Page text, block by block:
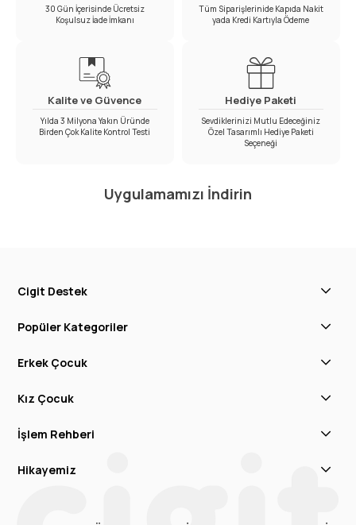
30 Gün İçerisinde Ücretsiz
Koşulsuz İade İmkanı
Tüm Siparişlerinide Kapıda Nakit
yada Kredi Kartıyla Ödeme
Kalite ve Güvence
Yılda 3 Milyona Yakın Üründe
Birden Çok Kalite Kontrol Testi
Hediye Paketi
Sevdiklerinizi Mutlu Edeceğiniz
Özel Tasarımlı Hediye Paketi
Seçeneği
Uygulamamızı İndirin
Cigit Destek
Popüler Kategoriler
Erkek Çocuk
Kız Çocuk
İşlem Rehberi
Hikayemiz